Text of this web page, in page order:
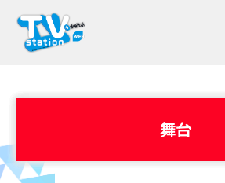
舞台